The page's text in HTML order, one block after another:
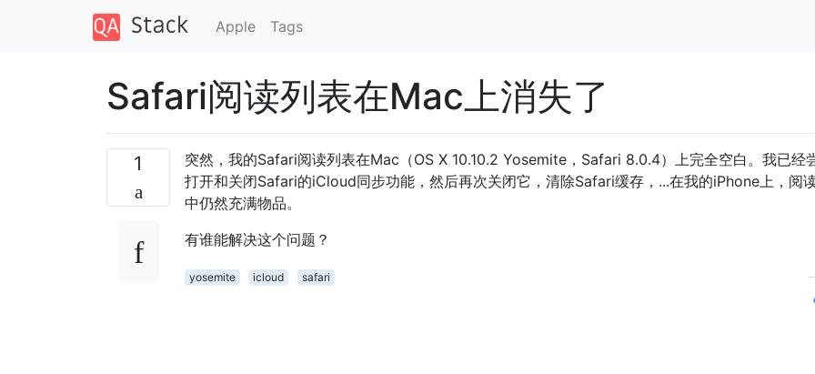
Apple Tags
Safari阅读列表在Mac上消失了
1
突然，我的Safari阅读列表在Mac（OS X 10.10.2 Yosemite，Safari 8.0.4）上完全空白。我已经
打开和关闭Safari的iCloud同步功能，然后再次关闭它，清除Safari缓存，...在我的iPhone上，阅
中仍然充满物品。
有谁能解决这个问题？
yosemite icloud safari